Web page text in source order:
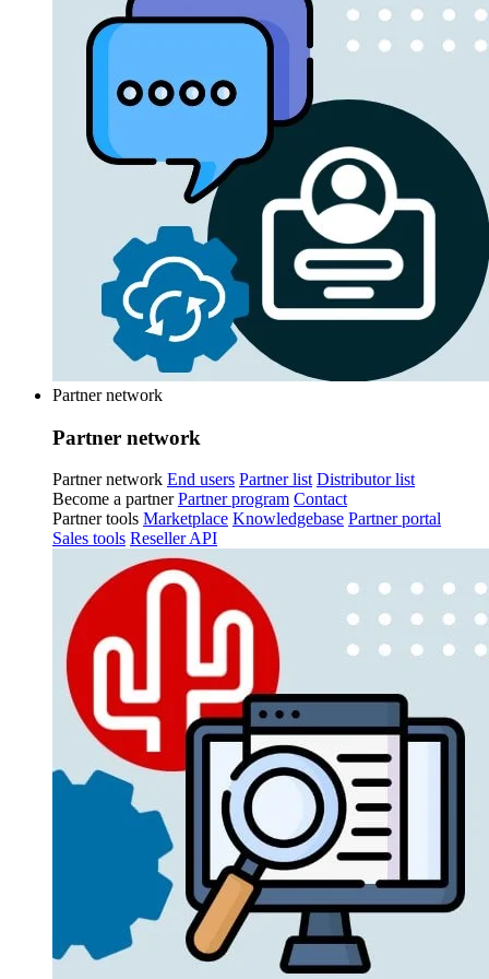
Partner network
Partner network
Partner network End users Partner list Distributor list
Become a partner Partner program Contact
Partner tools Marketplace Knowledgebase Partner portal
Sales tools Reseller API